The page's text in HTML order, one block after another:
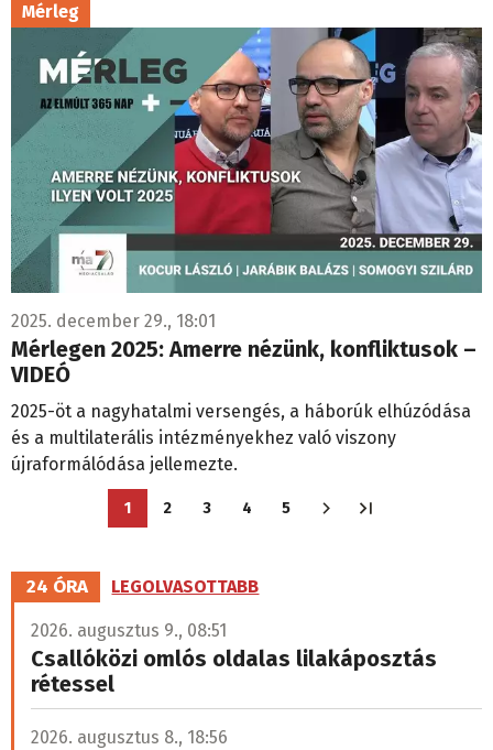
Mérleg
2025. december 29., 18:01
Mérlegen 2025: Amerre nézünk, konfliktusok –
VIDEÓ
2025-öt a nagyhatalmi versengés, a háborúk elhúzódása
és a multilaterális intézményekhez való viszony
újraformálódása jellemezte.
Oldalszámozás
Jelenlegi
1
Oldal
2
Oldal
3
Oldal
4
Oldal
5
24 ÓRA LEGOLVASOTTABB
2026. augusztus 9., 08:51
Csallóközi omlós oldalas lilakáposztás
rétessel
2026. augusztus 8., 18:56